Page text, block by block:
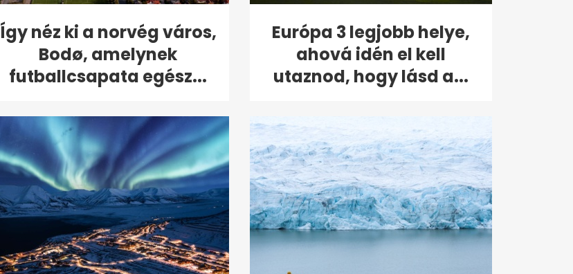
Így néz ki a norvég város,
Bodø, amelynek
futballcsapata egész...
Európa 3 legjobb helye,
ahová idén el kell
utaznod, hogy lásd a...